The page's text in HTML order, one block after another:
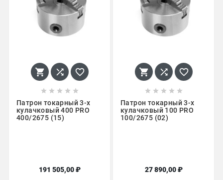
  
    
Патрон токарный 3-х
кулачковый 400 PRO
400/2675 (15)
191 505,00 ₽
  
    
Патрон токарный 3-х
кулачковый 100 PRO
100/2675 (02)
27 890,00 ₽